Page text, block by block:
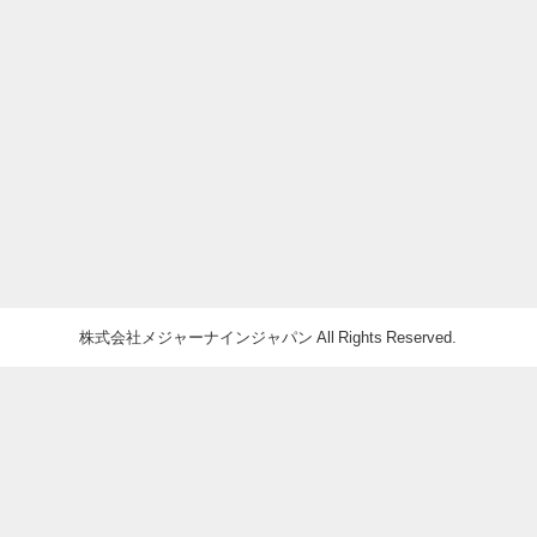
株式会社メジャーナインジャパン All Rights Reserved.